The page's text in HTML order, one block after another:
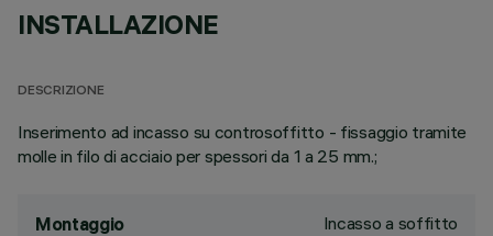
INSTALLAZIONE
DESCRIZIONE
Inserimento ad incasso su controsoffitto - fissaggio tramite
molle in filo di acciaio per spessori da 1 a 25 mm.;
Montaggio Incasso a soffitto